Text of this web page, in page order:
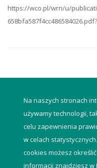
https://wco.pl/wrn/u/
Na naszych stronach
używamy technologii,
celu zapewnienia
w celach
cookies możesz
informacji znajdziesz w